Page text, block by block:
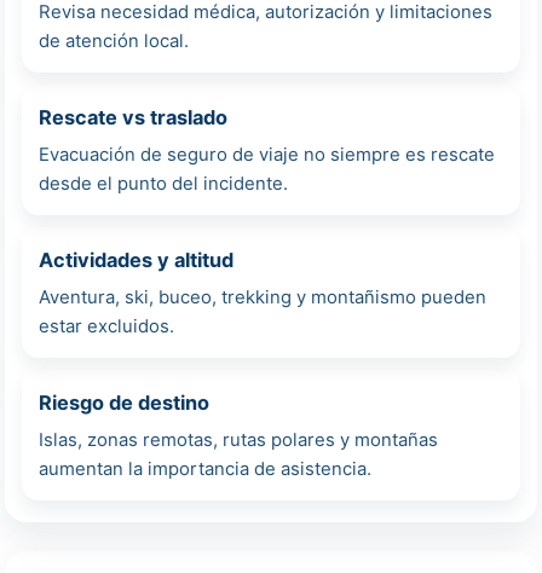
Revisa necesidad médica, autorización y limitaciones
de atención local.
Rescate vs traslado
Evacuación de seguro de viaje no siempre es rescate
desde el punto del incidente.
Actividades y altitud
Aventura, ski, buceo, trekking y montañismo pueden
estar excluidos.
Riesgo de destino
Islas, zonas remotas, rutas polares y montañas
aumentan la importancia de asistencia.